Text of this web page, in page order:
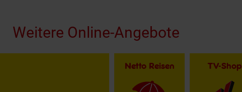
Weitere Online-Angebote
Netto Reisen TV-Shop